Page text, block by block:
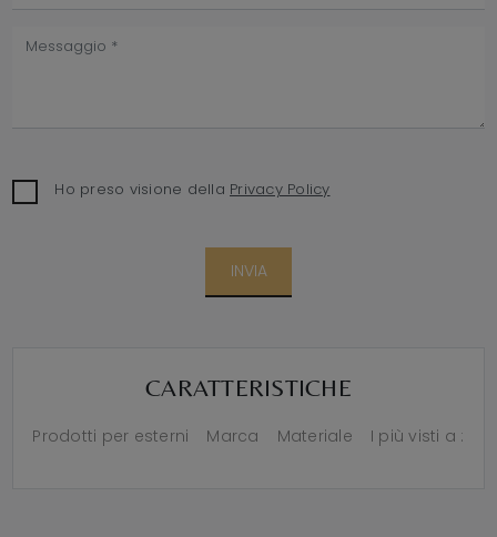
Ho preso visione della Privacy Policy
INVIA
CARATTERISTICHE
Prodotti per esterni Marca Materiale I più visti a :